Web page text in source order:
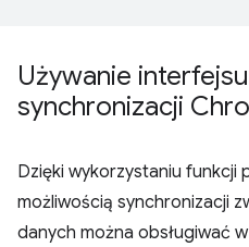
Używanie
synchronizacji
Dzięki wykorzystaniu funkcji
możliwością synchronizacji
danych można obsługiwać